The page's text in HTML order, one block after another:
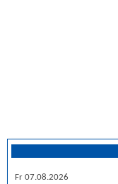
Fr 07.08.2026